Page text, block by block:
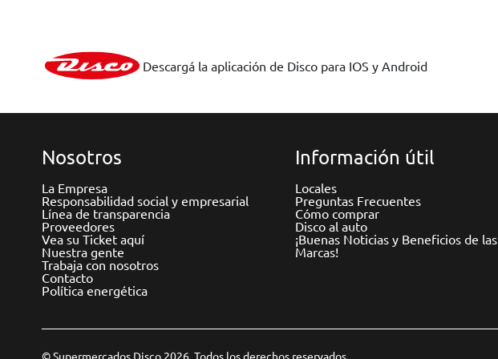
Descargá la aplicación de Disco para IOS y Android
Nosotros
La Empresa
Responsabilidad social y empresarial
Línea de transparencia
Proveedores
Vea su Ticket aquí
Nuestra gente
Trabaja con nosotros
Contacto
Política energética
Información útil
Locales
Preguntas Frecuentes
Cómo comprar
Disco al auto
¡Buenas Noticias y Beneficios de las
Marcas!
© Supermercados Disco 2026. Todos los derechos reservados